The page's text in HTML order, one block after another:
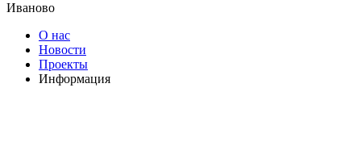
Иваново
О нас
Новости
Проекты
Информация